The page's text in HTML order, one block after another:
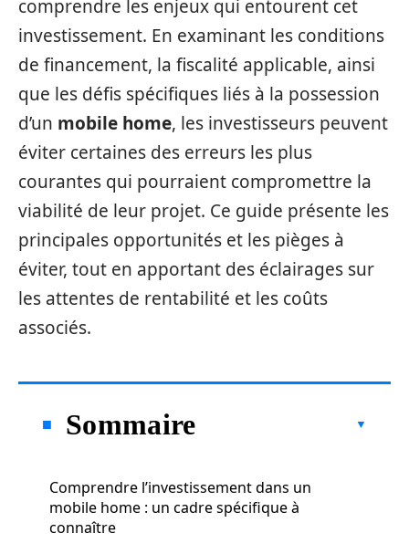
comprendre les enjeux qui entourent cet
investissement. En examinant les conditions
de financement, la fiscalité applicable, ainsi
que les défis spécifiques liés à la possession
d’un mobile home, les investisseurs peuvent
éviter certaines des erreurs les plus
courantes qui pourraient compromettre la
viabilité de leur projet. Ce guide présente les
principales opportunités et les pièges à
éviter, tout en apportant des éclairages sur
les attentes de rentabilité et les coûts
associés.
Sommaire
Comprendre l’investissement dans un
mobile home : un cadre spécifique à
connaître